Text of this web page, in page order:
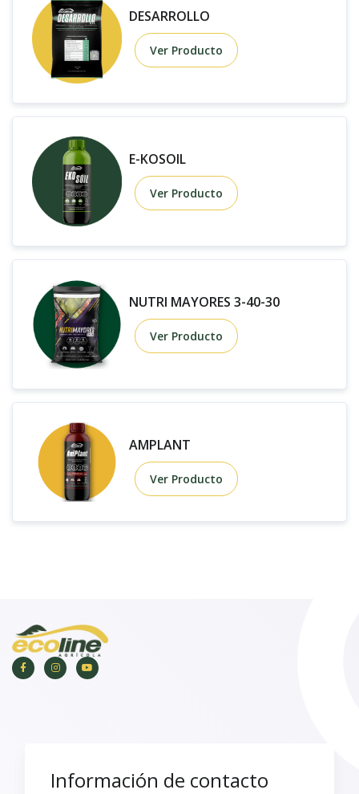
DESARROLLO
Ver Producto
E-KOSOIL
Ver Producto
NUTRI MAYORES 3-40-30
Ver Producto
AMPLANT
Ver Producto
Información de contacto